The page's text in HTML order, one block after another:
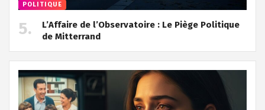
POLITIQUE
L’Affaire de l’Observatoire : Le Piège Politique
de Mitterrand